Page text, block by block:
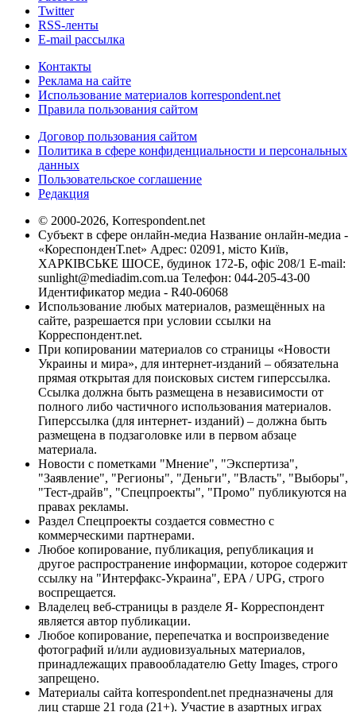
Twitter
RSS-ленты
E-mail рассылка
Контакты
Реклама на сайте
Использование материалов korrespondent.net
Правила пользования сайтом
Договор пользования сайтом
Политика в сфере конфиденциальности и персональных
данных
Пользовательское соглашение
Редакция
© 2000-2026, Korrespondent.net
Субъект в сфере онлайн-медиа Название онлайн-медиа -
«КореспонденТ.net» Адрес: 02091, місто Київ,
ХАРКІВСЬКЕ ШОСЕ, будинок 172-Б, офіс 208/1 E-mail:
sunlight@mediadim.com.ua Телефон: 044-205-43-00
Идентификатор медиа - R40-06068
Использование любых материалов, размещённых на
сайте, разрешается при условии ссылки на
Корреспондент.net.
При копировании материалов со страницы «Новости
Украины и мира», для интернет-изданий – обязательна
прямая открытая для поисковых систем гиперссылка.
Ссылка должна быть размещена в независимости от
полного либо частичного использования материалов.
Гиперссылка (для интернет- изданий) – должна быть
размещена в подзаголовке или в первом абзаце
материала.
Новости с пометками "Мнение", "Экспертиза",
"Заявление", "Регионы", "Деньги", "Власть", "Выборы",
"Тест-драйв", "Спецпроекты", "Промо" публикуются на
правах рекламы.
Раздел Спецпроекты создается совместно с
коммерческими партнерами.
Любое копирование, публикация, републикация и
другое распространение информации, которое содержит
ссылку на "Интерфакс-Украина", EPA / UPG, строго
воспрещается.
Владелец веб-страницы в разделе Я- Корреспондент
является автор публикации.
Любое копирование, перепечатка и воспроизведение
фотографий и/или аудиовизуальных материалов,
принадлежащих правообладателю Getty Images, строго
запрещено.
Материалы сайта korrespondent.net предназначены для
лиц старше 21 года (21+). Участие в азартных играх